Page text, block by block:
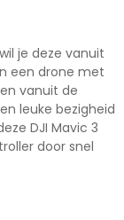
je deze vanuit
een drone met
vanuit de
leuke bezigheid
DJI Mavic 3
door snel